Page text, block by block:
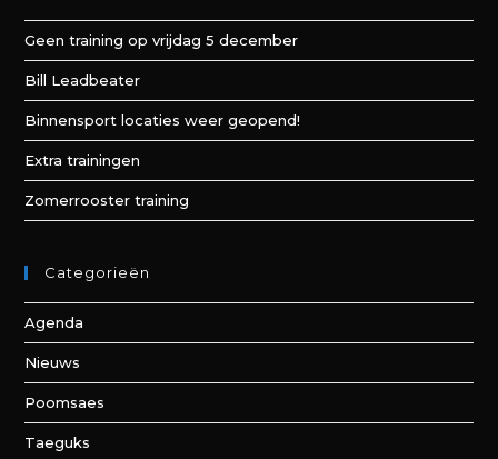
Geen training op vrijdag 5 december
Bill Leadbeater
Binnensport locaties weer geopend!
Extra trainingen
Zomerrooster training
Categorieën
Agenda
Nieuws
Poomsaes
Taeguks